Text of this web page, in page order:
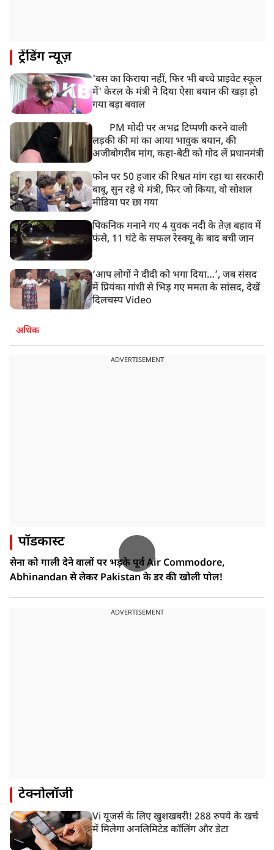
ट्रेंडिंग न्यूज़
'बस का किराया नहीं, फिर भी बच्चे प्राइवेट स्कूल
में' केरल के मंत्री ने दिया ऐसा बयान की खड़ा हो
गया बड़ा बवाल
PM मोदी पर अभद्र टिप्पणी करने वाली
लड़की की मां का आया भावुक बयान, की
अजीबोगरीब मांग, कहा-बेटी को गोद लें प्रधानमंत्री
फोन पर 50 हजार की रिश्वत मांग रहा था सरकारी
बाबू, सुन रहे थे मंत्री, फिर जो किया, वो सोशल
मीडिया पर छा गया
पिकनिक मनाने गए 4 युवक नदी के तेज़ बहाव में
फंसे, 11 घंटे के सफल रेस्क्यू के बाद बची जान
‘आप लोगों ने दीदी को भगा दिया…’, जब संसद
में प्रियंका गांधी से भिड़ गए ममता के सांसद, देखें
दिलचस्प Video
अधिक
ADVERTISEMENT
पॉडकास्ट
सेना को गाली देने वालों पर भड़के पूर्व Air Commodore,
Abhinandan से लेकर Pakistan के डर की खोली पोल!
ADVERTISEMENT
टेक्नोलॉजी
Vi यूजर्स के लिए खुशखबरी! 288 रुपये के खर्च
में मिलेगा अनलिमिटेड कॉलिंग और डेटा